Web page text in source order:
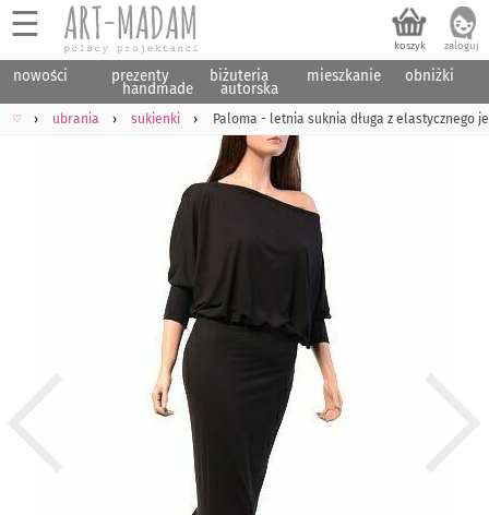
☰
nowości prezenty
handmade
biżuteria
autorska
mieszkanie obniżki
♡ ubrania sukienki Paloma - letnia suknia długa z elastycznego